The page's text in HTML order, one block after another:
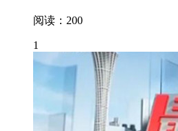
阅读：200
1